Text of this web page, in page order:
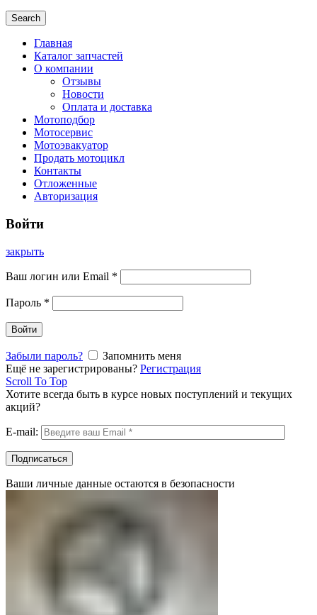
Search
Главная
Каталог запчастей
О компании
Отзывы
Новости
Оплата и доставка
Мотоподбор
Мотосервис
Мотоэвакуатор
Продать мотоцикл
Контакты
Отложенные
Авторизация
Войти
закрыть
Ваш логин или Email *
Пароль *
Войти
Забыли пароль?
Запомнить меня
Ещё не зарегистрированы? Регистрация
Scroll To Top
Хотите всегда быть в курсе новых поступлений и текущих
акций?
E-mail:
Ваши личные данные остаются в безопасности